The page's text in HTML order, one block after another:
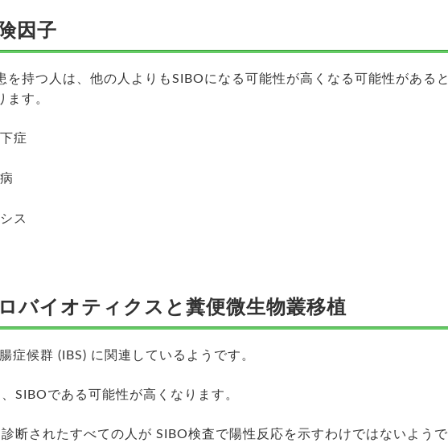
因子
を持つ人は、他の人よりもSIBOになる可能性が高くなる可能性があると
ます。
症
ス
バイオティクスと糞便微生物叢移植
症候群 (IBS) に関連しているようです。
、SIBOである可能性が高くなります。
断されたすべての人が SIBO検査で陽性反応を示すわけではないようで